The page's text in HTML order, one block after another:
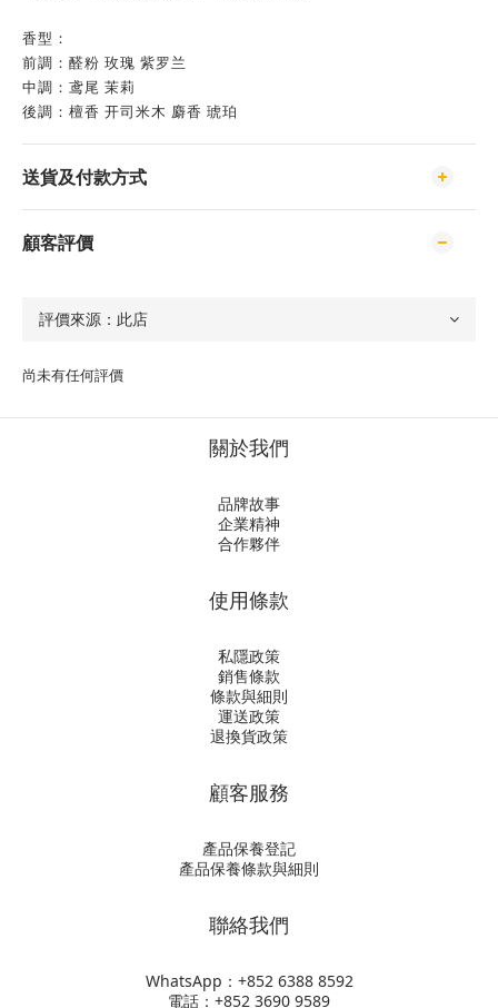
香型：
前調：醛粉 玫瑰 紫罗兰
中調：鸢尾 茉莉
後調：檀香 开司米木 麝香 琥珀
送貨及付款方式
顧客評價
尚未有任何評價
關於我們
品牌故事
企業精神
合作夥伴
使用條款
私隱政策
銷售條款
條款與細則
運送政策
退換貨政策
顧客服務
產品保養登記
產品保養條款與細則
聯絡我們
WhatsApp：+852 6388 8592
電話：+852 3690 9589